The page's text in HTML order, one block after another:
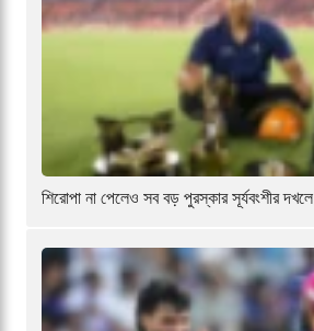
শিরোপা না পেলেও সব বড় পুরস্কার সূর্যবংশীর দখলে